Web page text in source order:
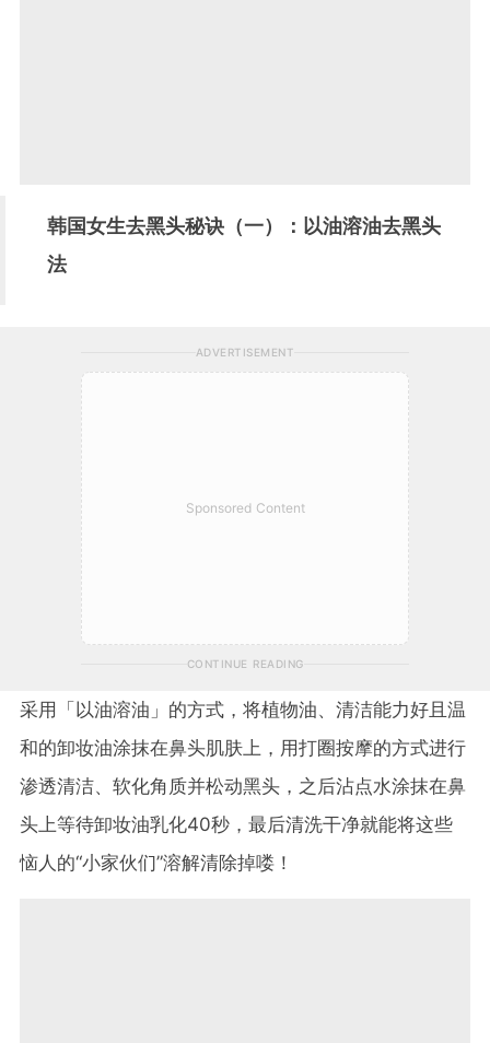
韩国女生去黑头秘诀（一）：以油溶油去黑头
法
ADVERTISEMENT
Sponsored Content
CONTINUE READING
采用「以油溶油」的方式，将植物油、清洁能力好且温
和的卸妆油涂抹在鼻头肌肤上，用打圈按摩的方式进行
渗透清洁、软化角质并松动黑头，之后沾点水涂抹在鼻
头上等待卸妆油乳化40秒，最后清洗干净就能将这些
恼人的“小家伙们”溶解清除掉喽！